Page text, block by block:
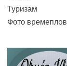
Туризам
Фото времеплов